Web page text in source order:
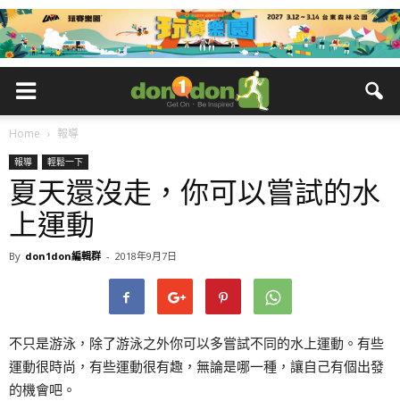
Home 報導
報導 輕鬆一下
夏天還沒走，你可以嘗試的水
上運動
By don1don編輯群 - 2018年9月7日
不只是游泳，除了游泳之外你可以多嘗試不同的水上運動。有些
運動很時尚，有些運動很有趣，無論是哪一種，讓自己有個出發
的機會吧。